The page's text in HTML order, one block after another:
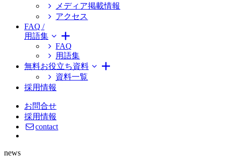
メディア掲載情報
アクセス
FAQ /
用語集
FAQ
用語集
無料お役立ち資料
資料一覧
採用情報
お問合せ
採用情報
contact
news